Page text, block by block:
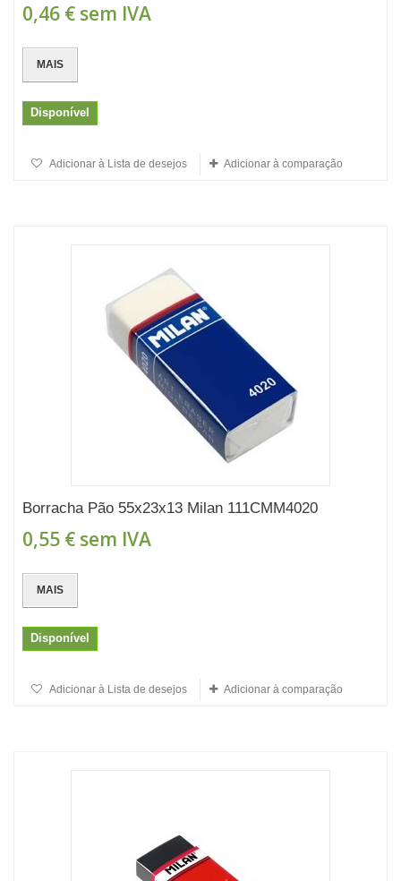
0,46 € sem IVA
MAIS
Disponível
Adicionar à Lista de desejos Adicionar à comparação
Borracha Pão 55x23x13 Milan 111CMM4020
0,55 € sem IVA
MAIS
Disponível
Adicionar à Lista de desejos Adicionar à comparação